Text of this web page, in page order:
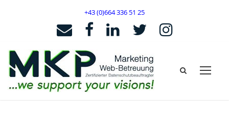
+43 (0)664 336 51 25